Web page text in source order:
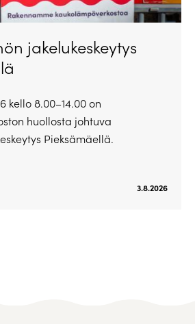
jakelukeskeytys
kello 8.00–14.00 on
huollosta johtuva
Pieksämäellä.
3.8.2026